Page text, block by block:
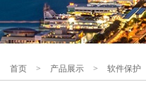
首页 > 产品展示 > 软件保护